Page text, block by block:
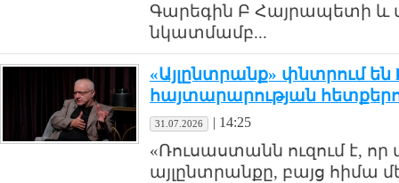
Գարեգին Բ Հայրապետի և
նկատմամբ...
«Այլընտրանք» փնտրում են
հայտարարության
31.07.2026 | 14:25
«Ռուսաստանն ուզում է, որ
այլընտրանքը, բայց հիմա